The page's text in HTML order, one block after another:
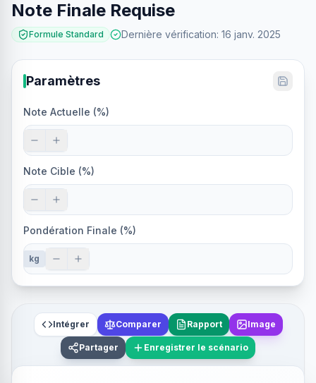
Note Finale Requise
Formule Standard Dernière vérification: 16 janv. 2025
Paramètres
Note Actuelle (%)
Note Cible (%)
Pondération Finale (%)
kg
Intégrer Comparer Rapport Image
Partager Enregistrer le scénario